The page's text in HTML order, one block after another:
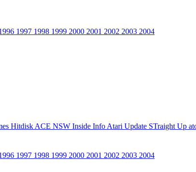
1997 1998 1999 2000 2001 2002 2003 2004
Hitdisk ACE NSW Inside Info Atari Update STraight Up
1997 1998 1999 2000 2001 2002 2003 2004